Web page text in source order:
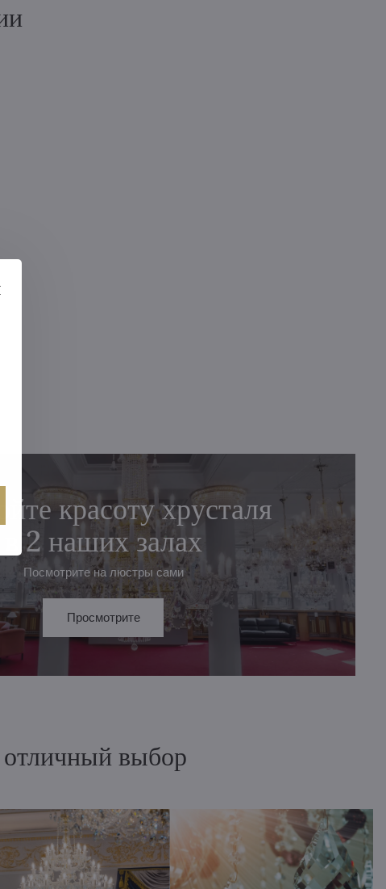
красоту хрусталя
в 2 наших залах
Посмотрите на люстры сами
Просмотрите
выбор